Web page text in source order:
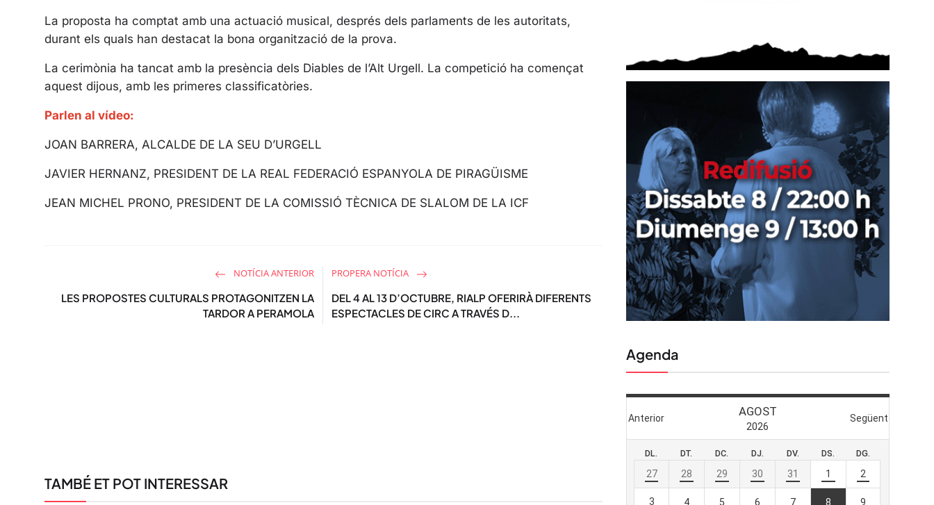
La proposta ha comptat amb una actuació musical, després dels parlaments de les autoritats,
durant els quals han destacat la bona organització de la prova.
La cerimònia ha tancat amb la presència dels Diables de l’Alt Urgell. La competició ha començat
aquest dijous, amb les primeres classificatòries.
Parlen al vídeo:
JOAN BARRERA, ALCALDE DE LA SEU D’URGELL
JAVIER HERNANZ, PRESIDENT DE LA REAL FEDERACIÓ ESPANYOLA DE PIRAGÜISME
JEAN MICHEL PRONO, PRESIDENT DE LA COMISSIÓ TÈCNICA DE SLALOM DE LA ICF
NOTÍCIA ANTERIOR
LES PROPOSTES CULTURALS PROTAGONITZEN LA
TARDOR A PERAMOLA
PROPERA NOTÍCIA
DEL 4 AL 13 D’OCTUBRE, RIALP OFERIRÀ DIFERENTS
ESPECTACLES DE CIRC A TRAVÉS D...
TAMBÉ ET POT INTERESSAR
Agenda